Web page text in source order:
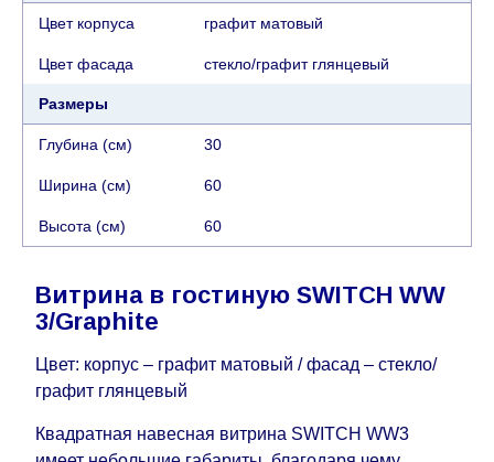
клиентов. В случае, если для транспортировки
товара требуется кран (маноф), клиент обязан
найти, заказать и оплатить услуги крана
учитываются только рабочие дни
дни) от даты получения оплаты от
кредитной компании клиента.
Возможны задержки, связанные с морской
доставкой при заказе мебели из-за границы, на
случаях срок доставки будет продлен еще на 30
Цвет корпуса графит матовый
Цвет фасада стекло/графит глянцевый
Размеры
Глубина (см) 30
Ширина (см) 60
Высота (см) 60
Витрина в гостиную SWITCH WW
3/Graphite
Цвет: корпус – графит матовый / фасад – стекло/
графит глянцевый
Квадратная навесная витрина SWITCH WW3